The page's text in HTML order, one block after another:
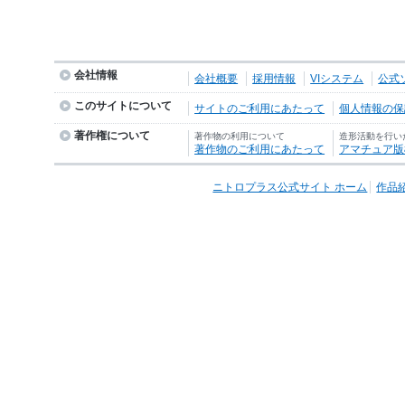
会社情報 会社概要 採用情報 VIシステム 公式
このサイトについて サイトのご利用にあたって 個人情報の
著作権について 著作物の利用について
著作物のご利用にあたって
造形活動を行い
アマチュア
ニトロプラス公式サイト ホーム 作品